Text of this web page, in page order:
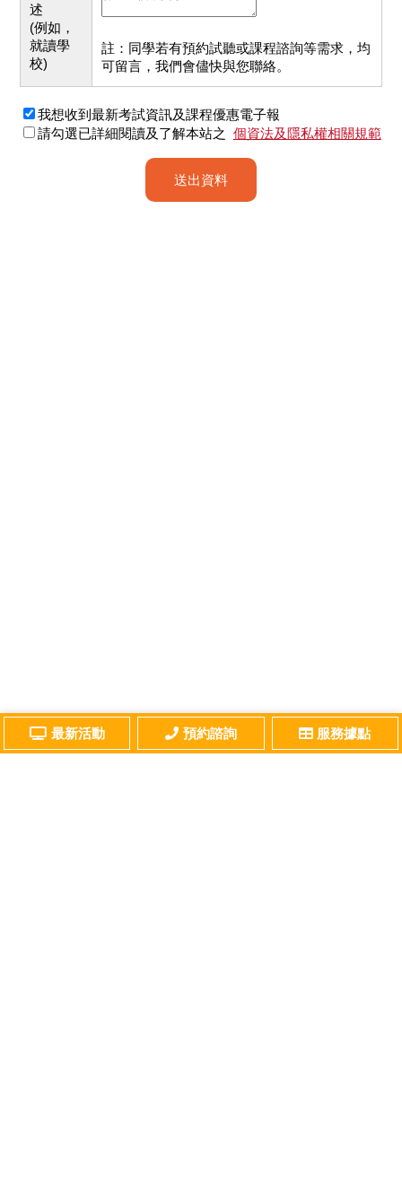
最新活動 預約諮詢 服務據點
述
(例如，
就讀學
校)
註：同學若有預約試聽或課程諮詢等需求，均
可留言，我們會儘快與您聯絡。
我想收到最新考試資訊及課程優惠電子報
請勾選已詳細閱讀及了解本站之 個資法及隱私權相關規範
送出資料